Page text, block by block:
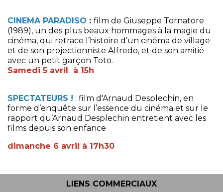
CINEMA PARADISO : film de Giuseppe Tornatore
(1989), un des plus beaux hommages à la magie du
cinéma, qui retrace l’histoire d’un cinéma de village
et de son projectionniste Alfredo, et de son amitié
avec un petit garçon Toto.
Samedi 5 avril à 15h
SPECTATEURS ! : film d'Arnaud Desplechin, en
forme d’enquête sur l’essence du cinéma et sur le
rapport qu’Arnaud Desplechin entretient avec les
films depuis son enfance
dimanche 6 avril à 17h30
LIENS COMMERCIAUX